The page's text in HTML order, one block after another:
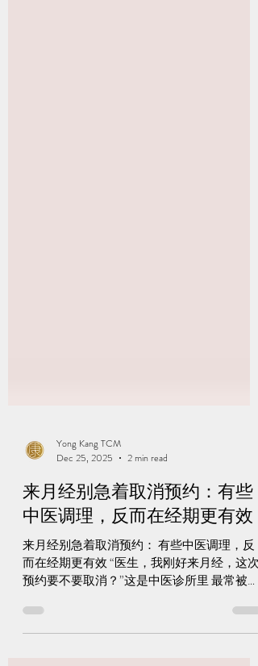
Yong Kang TCM
Dec 25, 2025
2 min read
来月经别急着取消预约：有些
中医调理，反而在经期更有效
而在经期更有效 “医生，我刚好来月经，这次
预约要不要取消？”这是中医诊所里 最常被问